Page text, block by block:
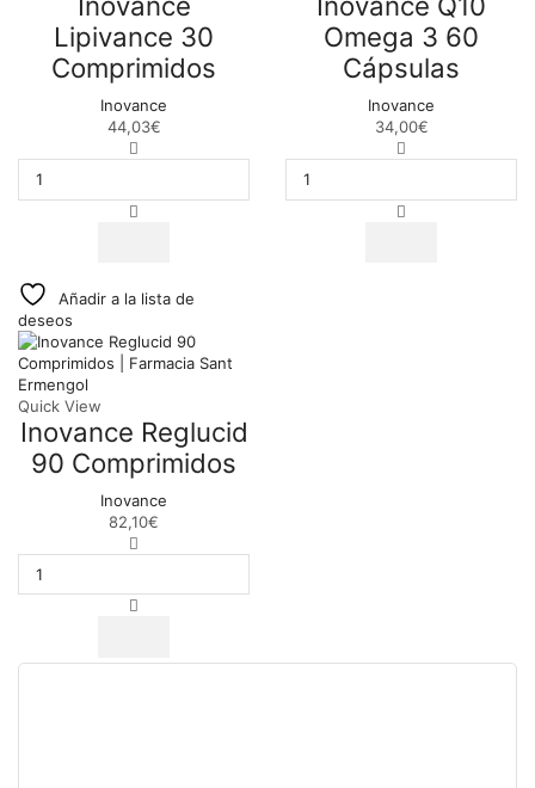
Lipivance 30
Comprimidos
Inovance
44,03€
Omega 3 60
Cápsulas
Inovance
34,00€
Añadir a la lista de
deseos
Quick View
Inovance Reglucid
90 Comprimidos
Inovance
82,10€